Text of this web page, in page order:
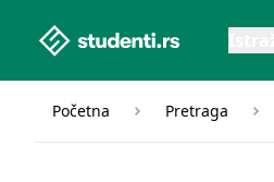
studenti.rs home page
Početna Pretraga